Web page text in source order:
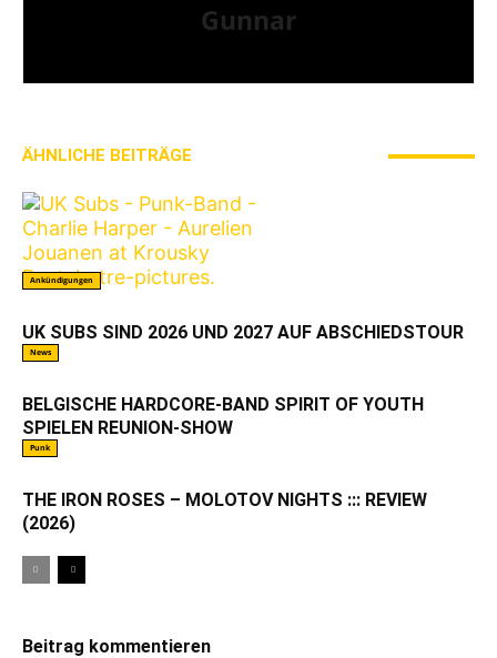
Gunnar
ÄHNLICHE BEITRÄGE
Ankündigungen
UK SUBS SIND 2026 UND 2027 AUF ABSCHIEDSTOUR
News
BELGISCHE HARDCORE-BAND SPIRIT OF YOUTH
SPIELEN REUNION-SHOW
Punk
THE IRON ROSES – MOLOTOV NIGHTS ::: REVIEW
(2026)
Beitrag kommentieren